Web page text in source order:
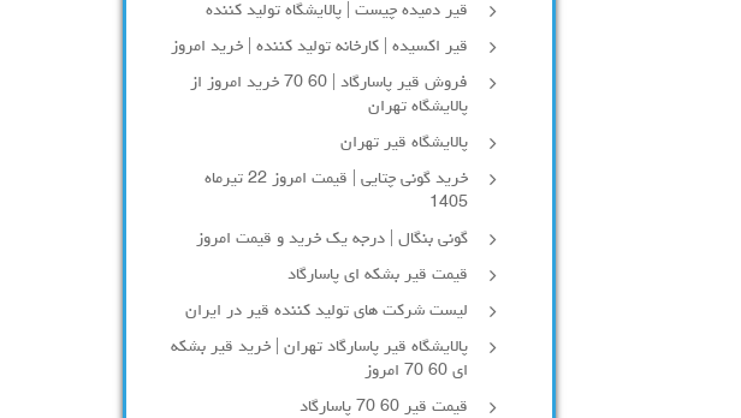
قیر دمیده چیست | پالایشگاه تولید کننده
قیر اکسیده | کارخانه تولید کننده | خرید امروز
فروش قیر پاسارگاد | 60 70 خرید امروز از
پالایشگاه تهران
پالایشگاه قیر تهران
خرید گونی چتایی | قیمت امروز 22 تیرماه
1405
گونی بنگال | درجه یک خرید و قیمت امروز
قیمت قیر بشکه ای پاسارگاد
لیست شرکت های تولید کننده قیر در ایران
پالایشگاه قیر پاسارگاد تهران | خرید قیر بشکه
ای 60 70 امروز
قیمت قیر 60 70 پاسارگاد